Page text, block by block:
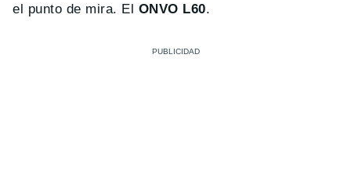
el punto de mira. El ONVO L60.